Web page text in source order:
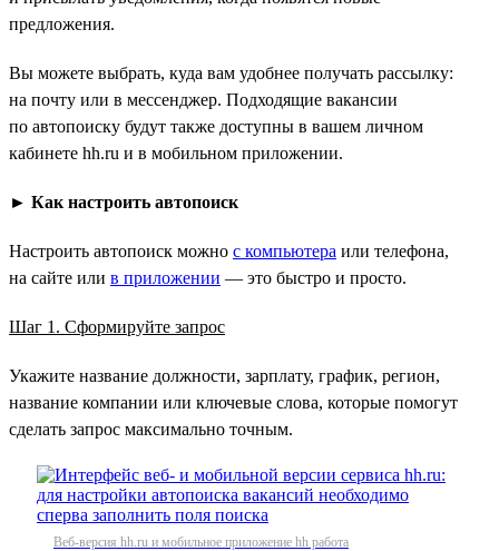
предложения.
Вы можете выбрать, куда вам удобнее получать рассылку:
на почту или в мессенджер. Подходящие вакансии
по автопоиску будут также доступны в вашем личном
кабинете hh.ru и в мобильном приложении.
► Как настроить автопоиск
Настроить автопоиск можно с компьютера или телефона,
на сайте или в приложении — это быстро и просто.
Шаг 1. Сформируйте запрос
Укажите название должности, зарплату, график, регион,
название компании или ключевые слова, которые помогут
сделать запрос максимально точным.
Веб-версия hh.ru и мобильное приложение hh работа